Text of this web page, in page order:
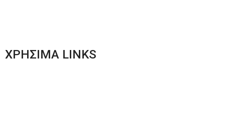
ΧΡΗΣΙΜΑ LINKS